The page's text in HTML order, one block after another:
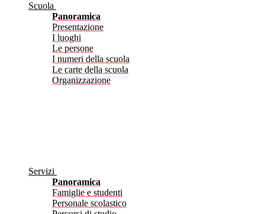
Scuola
Panoramica
Presentazione
I luoghi
Le persone
I numeri della scuola
Le carte della scuola
Organizzazione
Servizi
Panoramica
Famiglie e studenti
Personale scolastico